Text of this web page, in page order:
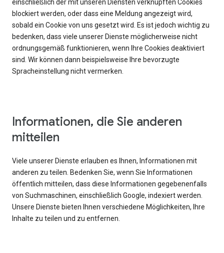
einschließlich der mit unseren Diensten verknüpften Cookies
blockiert werden, oder dass eine Meldung angezeigt wird,
sobald ein Cookie von uns gesetzt wird. Es ist jedoch wichtig zu
bedenken, dass viele unserer Dienste möglicherweise nicht
ordnungsgemäß funktionieren, wenn Ihre Cookies deaktiviert
sind. Wir können dann beispielsweise Ihre bevorzugte
Spracheinstellung nicht vermerken.
Informationen, die Sie anderen
mitteilen
Viele unserer Dienste erlauben es Ihnen, Informationen mit
anderen zu teilen. Bedenken Sie, wenn Sie Informationen
öffentlich mitteilen, dass diese Informationen gegebenenfalls
von Suchmaschinen, einschließlich Google, indexiert werden.
Unsere Dienste bieten Ihnen verschiedene Möglichkeiten, Ihre
Inhalte zu teilen und zu entfernen.